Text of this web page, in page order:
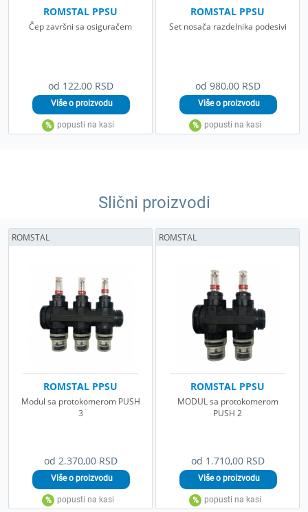
od 122,00 RSD
ROMSTAL PPSU
Čep završni sa osiguračem
od 980,00 RSD
ROMSTAL PPSU
Set nosača razdelnika podesivi
Slični proizvodi
od 2.370,00 RSD
ROMSTAL PPSU
Modul sa protokomerom PUSH
3
ROMSTAL
od 1.710,00 RSD
ROMSTAL PPSU
MODUL sa protokomerom
PUSH 2
ROMSTAL